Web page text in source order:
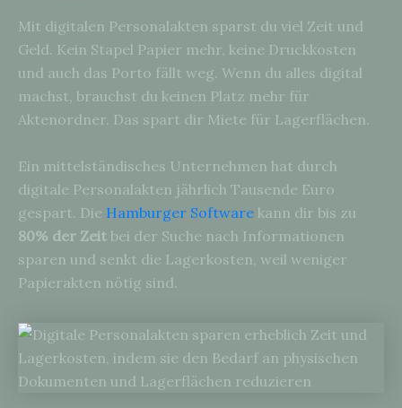
Mit digitalen Personalakten sparst du viel Zeit und
Geld. Kein Stapel Papier mehr, keine Druckkosten
und auch das Porto fällt weg. Wenn du alles digital
machst, brauchst du keinen Platz mehr für
Aktenordner. Das spart dir Miete für Lagerflächen.
Ein mittelständisches Unternehmen hat durch
digitale Personalakten jährlich Tausende Euro
gespart. Die Hamburger Software kann dir bis zu
80% der Zeit bei der Suche nach Informationen
sparen und senkt die Lagerkosten, weil weniger
Papierakten nötig sind.